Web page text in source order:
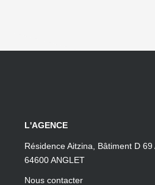
L'AGENCE
Résidence Aitzina, Bâtiment D 69
64600 ANGLET
Nous contacter